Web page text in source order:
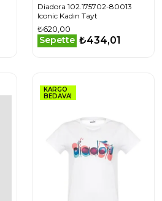
Diadora 102.175702-80013
Iconic Kadın Tayt
₺620,00
Sepette ₺434,01
KARGO
BEDAVA!